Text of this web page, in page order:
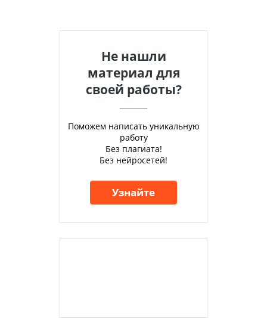
Не нашли
материал для
своей работы?
Поможем написать уникальную
работу
Без плагиата!
Без нейросетей!
Узнайте